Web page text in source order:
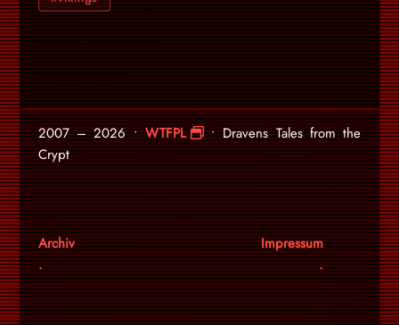
2007 – 2026 •WTFPL
• Dravens Tales from the
Crypt
Archiv
Impressum
.
.